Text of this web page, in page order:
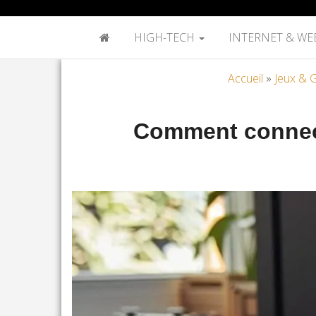
HIGH-TECH INTERNET &
Accueil » Jeux &
Comment